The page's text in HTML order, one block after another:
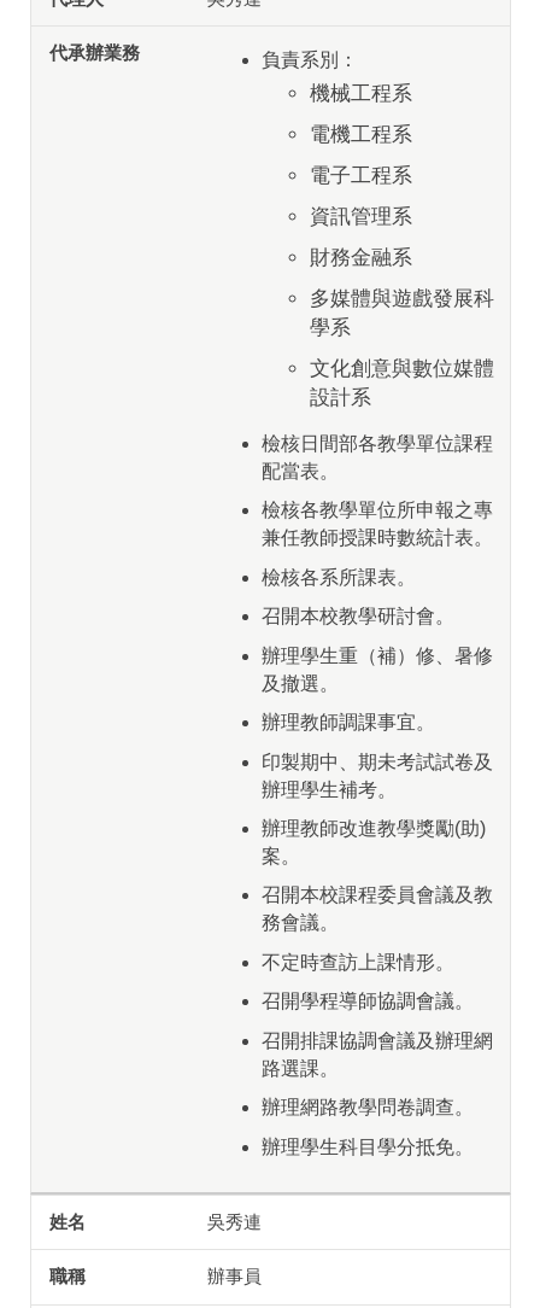
負責系別：
機械工程系
電機工程系
電子工程系
資訊管理系
財務金融系
多媒體與遊戲發展科
學系
文化創意與數位媒體
設計系
檢核日間部各教學單位課程
配當表。
檢核各教學單位所申報之專
兼任教師授課時數統計表。
檢核各系所課表。
召開本校教學研討會。
辦理學生重（補）修、暑修
及撤選。
辦理教師調課事宜。
印製期中、期未考試試卷及
辦理學生補考。
辦理教師改進教學獎勵(助)
案。
召開本校課程委員會議及教
務會議。
不定時查訪上課情形。
召開學程導師協調會議。
召開排課協調會議及辦理網
路選課。
辦理網路教學問卷調查。
辦理學生科目學分抵免。
吳秀連
辦事員